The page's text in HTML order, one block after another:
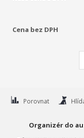
Cena bez DPH
Porovnat
Organizér do